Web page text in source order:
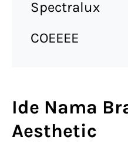
Spectralux
COEEEE
Ide Nama
Aesthetic